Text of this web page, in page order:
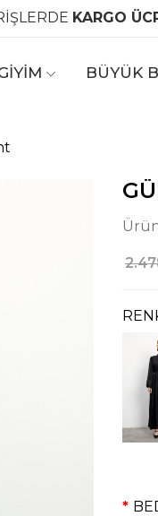
KARGO
BÜYÜK